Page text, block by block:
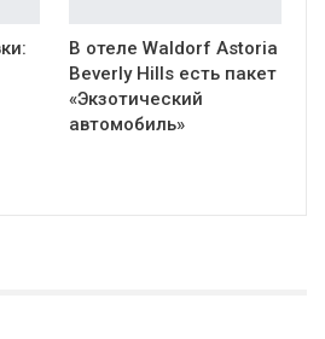
В отеле Waldorf Astoria
Beverly Hills есть пакет
«Экзотический
автомобиль»